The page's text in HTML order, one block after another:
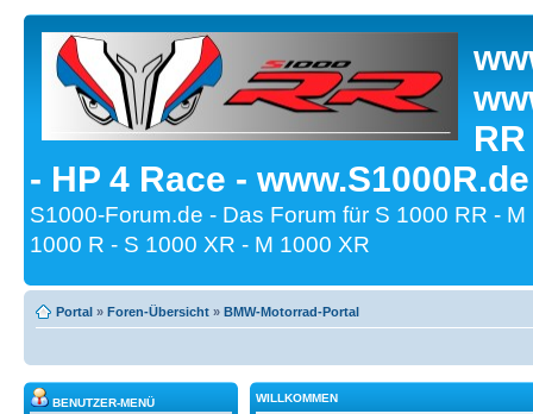
- HP 4 Race -
S1000-Forum.de - Das Forum für S 1000 RR -
1000 R - S 1000 XR - M 1000 XR
Portal » Foren-Übersicht » BMW-Motorrad-Portal
BENUTZER-MENÜ
WILLKOMMEN